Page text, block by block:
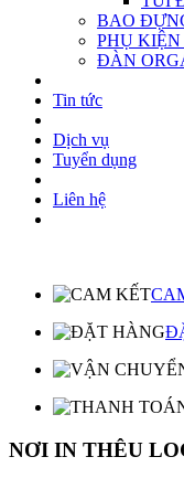
BAO
PHỤ
ĐÀN
Tin tức
Dịch vụ
Tuyển dụng
Liên hệ
NƠI IN THÊU